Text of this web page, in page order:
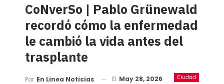
CoNverSo | Pablo Grünewald
recordó cómo la enfermedad
le cambió la vida antes del
trasplante
Ciudad
Por En Linea Noticias El May 28, 2026